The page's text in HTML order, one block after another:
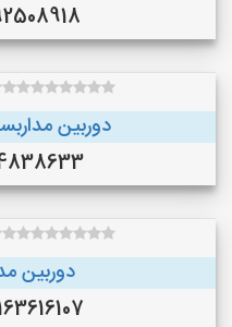
دوربین
دوربین
09163616107